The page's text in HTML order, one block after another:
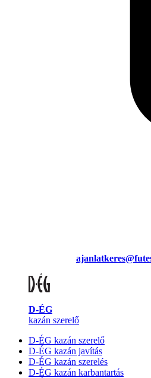
D-ÉG
kazán szerelő
D-ÉG kazán szerelő
D-ÉG kazán javítás
D-ÉG kazán szerelés
D-ÉG kazán karbantartás